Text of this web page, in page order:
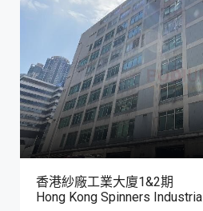
香港紗廠工業大廈1&2期
Hong Kong Spinners